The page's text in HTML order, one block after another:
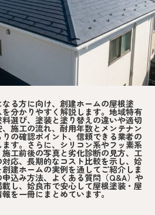
る方に向け、創建ホームの屋根塗
分かりやすく解説します。地域特有
選び、塗装と塗り替えの違いや適切
施工の流れ、耐用年数とメンテナン
の確認ポイント、信頼できる業者の
す。さらに、シリコン系やフッ素系
工前後の写真と劣化診断の見方、工
応、長期的なコスト比較を示し、姶
建ホームの実例を通してご紹介しま
込み方法、よくある質問（Q&A）や
し、姶良市で安心して屋根塗装・屋
を一冊にまとめています。